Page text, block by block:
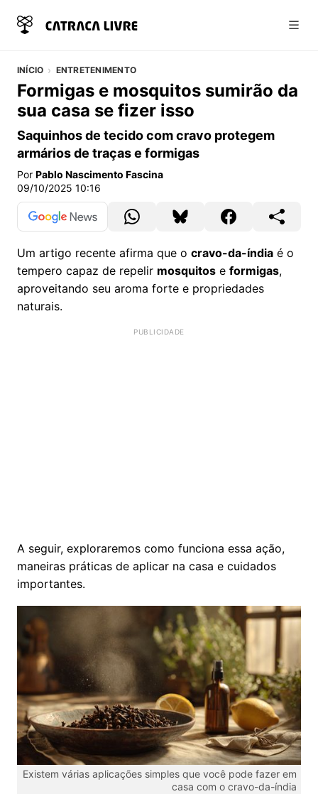
INÍCIO ENTRETENIMENTO
Formigas e mosquitos sumirão da
sua casa se fizer isso
Saquinhos de tecido com cravo protegem
armários de traças e formigas
Por Pablo Nascimento Fascina
09/10/2025 10:16
Um artigo recente afirma que o cravo-da-índia é o
tempero capaz de repelir mosquitos e formigas,
aproveitando seu aroma forte e propriedades
naturais.
A seguir, exploraremos como funciona essa ação,
maneiras práticas de aplicar na casa e cuidados
importantes.
Existem várias aplicações simples que você pode fazer em
casa com o cravo-da-índia